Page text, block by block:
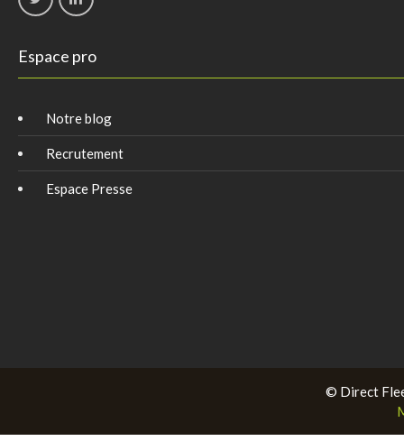
Espace pro
Notre blog
Recrutement
Espace Presse
© Direct